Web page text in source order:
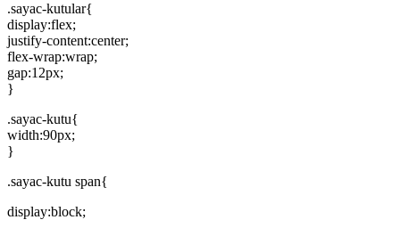
.sayac-kutular{
display:flex;
justify-content:center;
flex-wrap:wrap;
gap:12px;
}
.sayac-kutu{
width:90px;
}
.sayac-kutu span{
display:block;